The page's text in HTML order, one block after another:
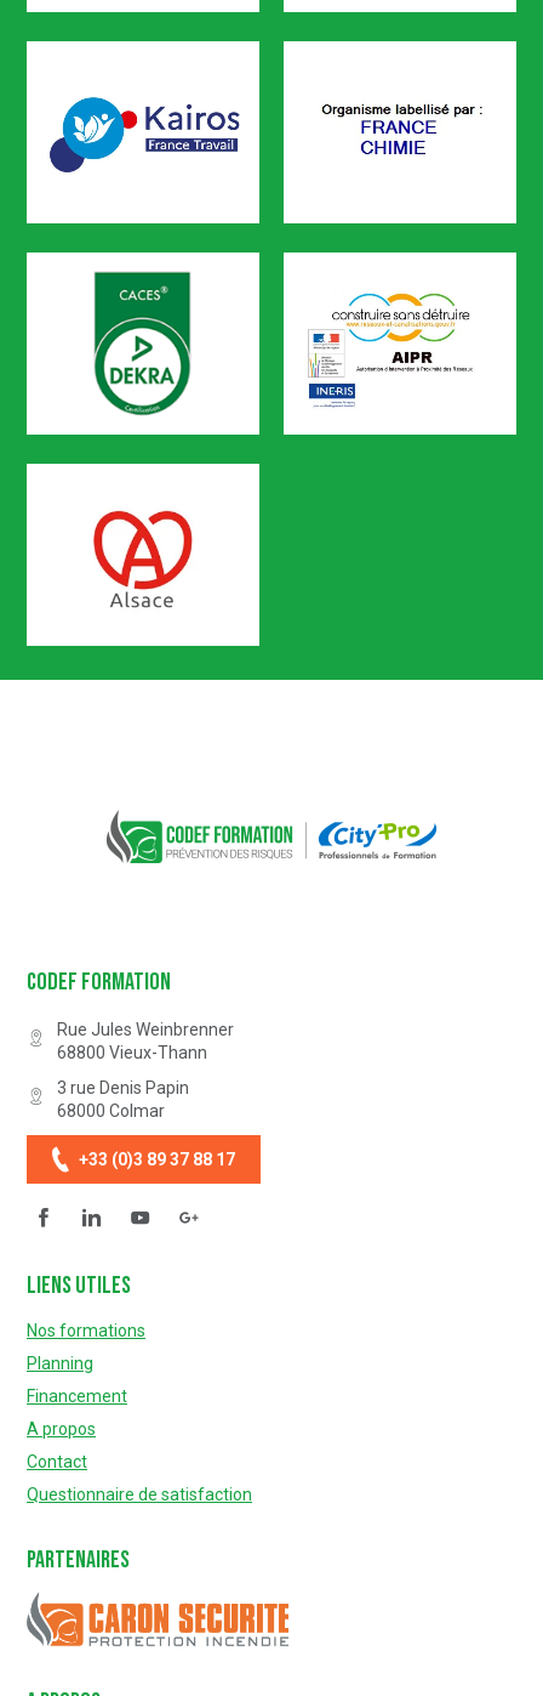
SST Qualiopi
KAIROS FRANCE CHIMIE
CACES AIPR
Certification n° 5619
Partenaire Marque Alsace
Codef Formation
Rue Jules Weinbrenner
68800 Vieux-Thann
3 rue Denis Papin
68000 Colmar
+33 (0)3 89 37 88 17
FacebookLinkedinYouTube
Liens utiles
Nos formations
Planning
Financement
A propos
Contact
Questionnaire de satisfaction
Partenaires
Caron Sécurité